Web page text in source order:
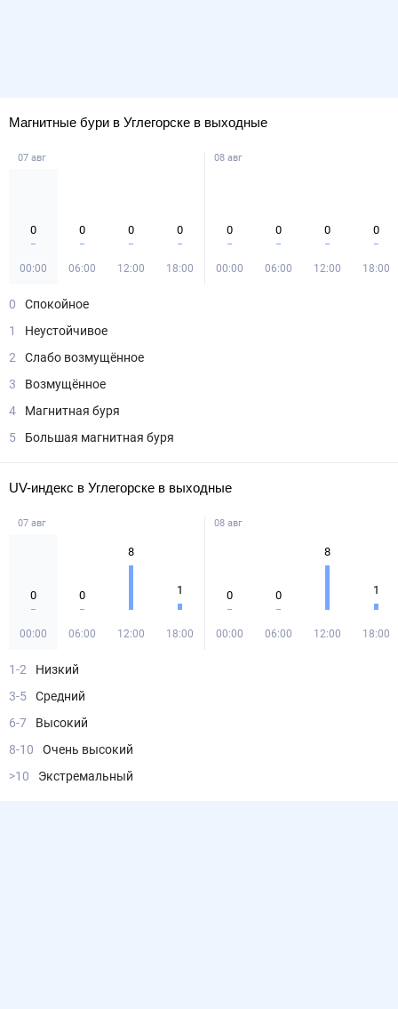
Магнитные бури в Углегорске в выходные
07 авг
0
00:00
0
06:00
0
12:00
0
18:00
08 авг
0
00:00
0
06:00
0
12:00
0
18:00
0
Спокойное
1
Неустойчивое
2
Слабо возмущённое
3
Возмущённое
4
Магнитная буря
5
Большая магнитная буря
UV-индекс в Углегорске в выходные
07 авг
0
00:00
0
06:00
8
12:00
1
18:00
08 авг
0
00:00
0
06:00
8
12:00
1
18:00
1-2
Низкий
3-5
Средний
6-7
Высокий
8-10
Очень высокий
>10
Экстремальный